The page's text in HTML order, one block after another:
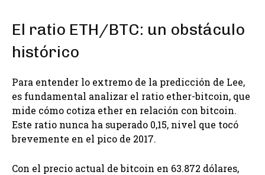
El ratio ETH/BTC: un obstáculo
histórico
Para entender lo extremo de la predicción de Lee,
es fundamental analizar el ratio ether-bitcoin, que
mide cómo cotiza ether en relación con bitcoin.
Este ratio nunca ha superado 0,15, nivel que tocó
brevemente en el pico de 2017.
Con el precio actual de bitcoin en 63.872 dólares,